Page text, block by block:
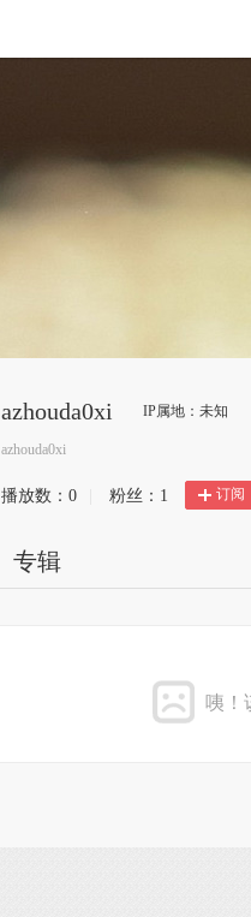
azhouda0xi IP属地：未知
azhouda0xi
播放数： 0 粉丝： 1 订阅
专辑
咦！